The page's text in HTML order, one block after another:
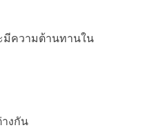
มีความต้านทานใน
งกัน